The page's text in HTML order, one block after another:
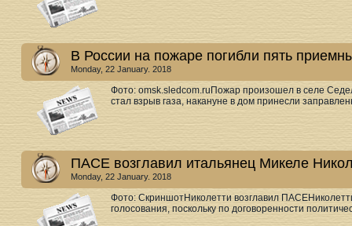
В России на пожаре погибли пять
Monday, 22 January. 2018
Фото: omsk.sledcom.ruПожар произошел в селе
стал взрыв газа, накануне в дом принесли
ПАСЕ возглавил итальянец Микеле
Monday, 22 January. 2018
Фото: СкриншотНиколетти возглавил
голосования, поскольку по договоренности